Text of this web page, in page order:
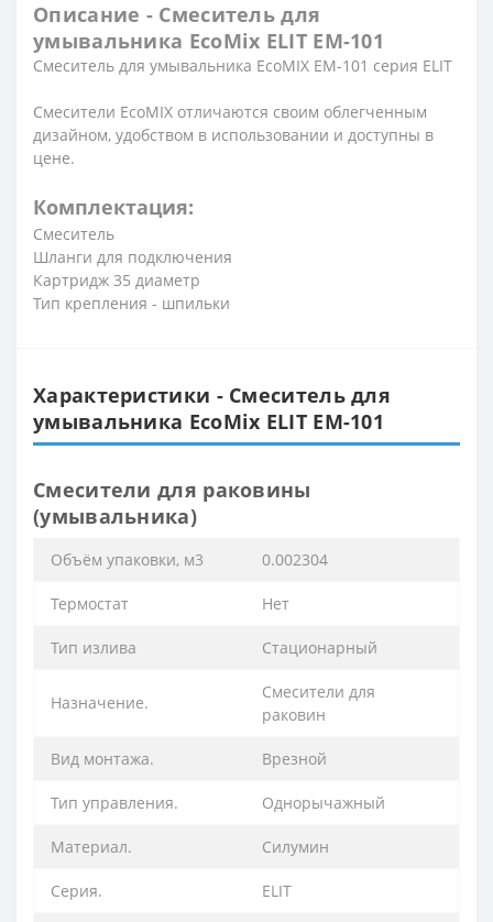
Описание - Смеситель для
умывальника EcoMix ELIT EM-101
Смеситель для умывальника EcoMIX EM-101 серия ELIT
Смесители EcoMIX отличаются своим облегченным
дизайном, удобством в использовании и доступны в
цене.
Комплектация:
Смеситель
Шланги для подключения
Картридж 35 диаметр
Тип крепления - шпильки
Характеристики - Смеситель для
умывальника EcoMix ELIT EM-101
Смесители для раковины
(умывальника)
Объём упаковки, м3 0.002304
Термостат Нет
Тип излива Стационарный
Назначение.
Смесители для
раковин
Вид монтажа. Врезной
Тип управления. Однорычажный
Материал. Силумин
Серия. ELIT